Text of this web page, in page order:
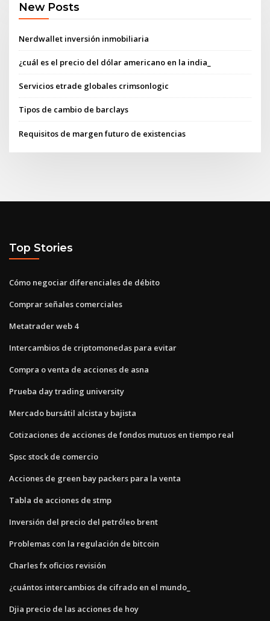
New Posts
Nerdwallet inversión inmobiliaria
¿cuál es el precio del dólar americano en la india_
Servicios etrade globales crimsonlogic
Tipos de cambio de barclays
Requisitos de margen futuro de existencias
Top Stories
Cómo negociar diferenciales de débito
Comprar señales comerciales
Metatrader web 4
Intercambios de criptomonedas para evitar
Compra o venta de acciones de asna
Prueba day trading university
Mercado bursátil alcista y bajista
Cotizaciones de acciones de fondos mutuos en tiempo real
Spsc stock de comercio
Acciones de green bay packers para la venta
Tabla de acciones de stmp
Inversión del precio del petróleo brent
Problemas con la regulación de bitcoin
Charles fx oficios revisión
¿cuántos intercambios de cifrado en el mundo_
Djia precio de las acciones de hoy